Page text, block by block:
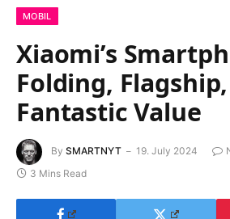
MOBIL
Xiaomi’s
Folding,
Fantastic Value
By SMARTNYT 19. July 2024
3 Mins Read